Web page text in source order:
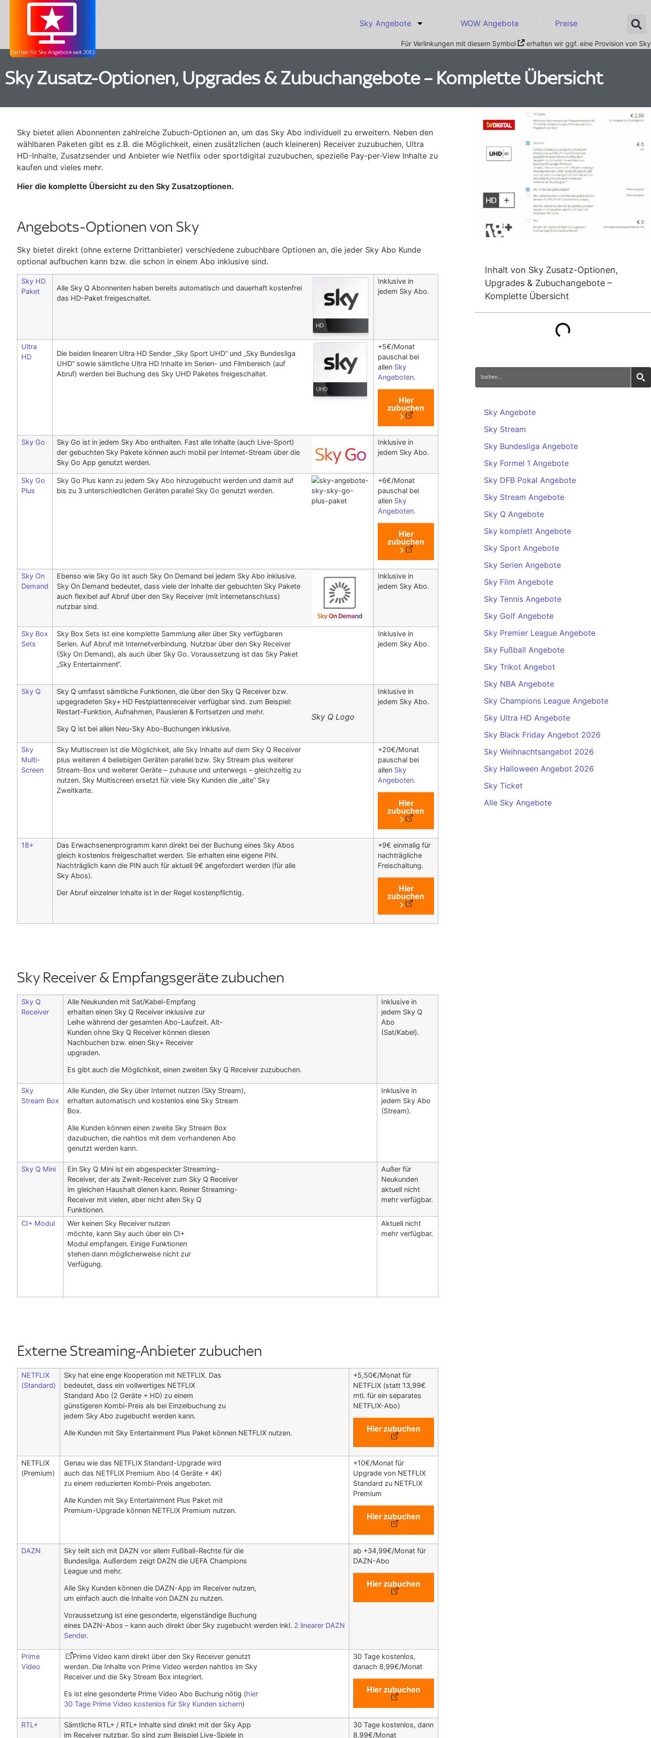
Sky Angebote WOW Angebote Preise
Für Verlinkungen mit diesem Symbol erhalten wir ggf. eine Provision von Sky
Sky Zusatz-Optionen, Upgrades & Zubuchangebote – Komplette Übersicht
Sky bietet allen Abonnenten zahlreiche Zubuch-Optionen an, um das Sky Abo individuell zu erweitern. Neben den
wählbaren Paketen gibt es z.B. die Möglichkeit, einen zusätzlichen (auch kleineren) Receiver zuzubuchen, Ultra
HD-Inhalte, Zusatzsender und Anbieter wie Netflix oder sportdigital zuzubuchen, spezielle Pay-per-View Inhalte zu
kaufen und vieles mehr.
Hier die komplette Übersicht zu den Sky Zusatzoptionen.
Angebots-Optionen von Sky
Sky bietet direkt (ohne externe Drittanbieter) verschiedene zubuchbare Optionen an, die jeder Sky Abo Kunde
optional aufbuchen kann bzw. die schon in einem Abo inklusive sind.
Sky HD
Paket
Alle Sky Q Abonnenten haben bereits automatisch und dauerhaft kostenfrei
das HD-Paket freigeschaltet.
Inklusive in
jedem Sky Abo.
Ultra
HD
Die beiden linearen Ultra HD Sender „Sky Sport UHD“ und „Sky Bundesliga
UHD“ sowie sämtliche Ultra HD Inhalte im Serien- und Filmbereich (auf
Abruf) werden bei Buchung des Sky UHD Paketes freigeschaltet.
+5€/Monat
pauschal bei
allen Sky
Angeboten.
Hier
zubuchen
>
Sky Go
Sky Go ist in jedem Sky Abo enthalten. Fast alle Inhalte (auch Live-Sport)
der gebuchten Sky Pakete können auch mobil per Internet-Stream über die
Sky Go App genutzt werden.
Inklusive in
jedem Sky Abo.
Sky Go
Plus
Sky Go Plus kann zu jedem Sky Abo hinzugebucht werden und damit auf
bis zu 3 unterschiedlichen Geräten parallel Sky Go genutzt werden.
+6€/Monat
pauschal bei
allen Sky
Angeboten.
Hier
zubuchen
>
Sky On
Demand
Ebenso wie Sky Go ist auch Sky On Demand bei jedem Sky Abo inklusive.
Sky On Demand bedeutet, dass viele der Inhalte der gebuchten Sky Pakete
auch flexibel auf Abruf über den Sky Receiver (mit Internetanschluss)
nutzbar sind.
Inklusive in
jedem Sky Abo.
Sky Box
Sets
Sky Box Sets ist eine komplette Sammlung aller über Sky verfügbaren
Serien. Auf Abruf mit Internetverbindung. Nutzbar über den Sky Receiver
(Sky On Demand), als auch über Sky Go. Voraussetzung ist das Sky Paket
„Sky Entertainment“.
Inklusive in
jedem Sky Abo.
Sky Q
Sky Q Logo
Sky Q umfasst sämtliche Funktionen, die über den Sky Q Receiver bzw.
upgegradeten Sky+ HD Festplattenreceiver verfügbar sind. zum Beispiel:
Restart-Funktion, Aufnahmen, Pausieren & Fortsetzen und mehr.
Sky Q ist bei allen Neu-Sky Abo-Buchungen inklusive.
Inklusive in
jedem Sky Abo.
Sky
Multi-
Screen
Sky Multiscreen ist die Möglichkeit, alle Sky Inhalte auf dem Sky Q Receiver
plus weiteren 4 beliebigen Geräten parallel bzw. Sky Stream plus weiterer
Stream-Box und weiterer Geräte – zuhause und unterwegs – gleichzeitig zu
nutzen. Sky Multiscreen ersetzt für viele Sky Kunden die „alte“ Sky
Zweitkarte.
+20€/Monat
pauschal bei
allen Sky
Angeboten.
Hier
zubuchen
>
18+
Das Erwachsenenprogramm kann direkt bei der Buchung eines Sky Abos
gleich kostenlos freigeschaltet werden. Sie erhalten eine eigene PIN.
Nachträglich kann die PIN auch für aktuell 9€ angefordert werden (für alle
Sky Abos).
Der Abruf einzelner Inhalte ist in der Regel kostenpflichtig.
+9€ einmalig für
nachträgliche
Freischaltung.
Hier
zubuchen
>
Sky Receiver & Empfangsgeräte zubuchen
Sky Q
Receiver
Alle Neukunden mit Sat/Kabel-Empfang
erhalten einen Sky Q Receiver inklusive zur
Leihe während der gesamten Abo-Laufzeit. Alt-
Kunden ohne Sky Q Receiver können diesen
Nachbuchen bzw. einen Sky+ Receiver
upgraden.
Es gibt auch die Möglichkeit, einen zweiten Sky Q Receiver zuzubuchen.
Inklusive in
jedem Sky Q
Abo
(Sat/Kabel).
Sky
Stream Box
Alle Kunden, die Sky über Internet nutzen (Sky Stream),
erhalten automatisch und kostenlos eine Sky Stream
Box.
Alle Kunden können einen zweite Sky Stream Box
dazubuchen, die nahtlos mit dem vorhandenen Abo
genutzt werden kann.
Inklusive in
jedem Sky Abo
(Stream).
Sky Q Mini
Ein Sky Q Mini ist ein abgespeckter Streaming-
Receiver, der als Zweit-Receiver zum Sky Q Receiver
im gleichen Haushalt dienen kann. Reiner Streaming-
Receiver mit vielen, aber nicht allen Sky Q
Funktionen.
Außer für
Neukunden
aktuell nicht
mehr verfügbar.
CI+ Modul
Wer keinen Sky Receiver nutzen
möchte, kann Sky auch über ein CI+
Modul empfangen. Einige Funktionen
stehen dann möglicherweise nicht zur
Verfügung.
Aktuell nicht
mehr verfügbar.
Externe Streaming-Anbieter zubuchen
NETFLIX
(Standard)
Sky hat eine enge Kooperation mit NETFLIX. Das
bedeutet, dass ein vollwertiges NETFLIX
Standard Abo (2 Geräte + HD) zu einem
günstigeren Kombi-Preis als bei Einzelbuchung zu
jedem Sky Abo zugebucht werden kann.
Alle Kunden mit Sky Entertainment Plus Paket können NETFLIX nutzen.
+5,50€/Monat für
NETFLIX (statt 13,99€
mtl. für ein separates
NETFLIX-Abo)
Hier zubuchen
NETFLIX
(Premium)
Genau wie das NETFLIX Standard-Upgrade wird
auch das NETFLIX Premium Abo (4 Geräte + 4K)
zu einem reduzierten Kombi-Preis angeboten.
Alle Kunden mit Sky Entertainment Plus Paket mit
Premium-Upgrade können NETFLIX Premium nutzen.
+10€/Monat für
Upgrade von NETFLIX
Standard zu NETFLIX
Premium
Hier zubuchen
DAZN
Sky teilt sich mit DAZN vor allem Fußball-Rechte für die
Bundesliga. Außerdem zeigt DAZN die UEFA Champions
League und mehr.
Alle Sky Kunden können die DAZN-App im Receiver nutzen,
um einfach auch die Inhalte von DAZN zu nutzen.
Voraussetzung ist eine gesonderte, eigenständige Buchung
eines DAZN-Abos – kann auch direkt über Sky zugebucht werden inkl. 2 linearer DAZN
Sender.
ab +34,99€/Monat für
DAZN-Abo
Hier zubuchen
Prime
Video
Prime Video kann direkt über den Sky Receiver genutzt
werden. Die Inhalte von Prime Video werden nahtlos im Sky
Receiver und die Sky Stream Box integriert.
Es ist eine gesonderte Prime Video Abo Buchung nötig (hier
30 Tage Prime Video kostenlos für Sky Kunden sichern)
30 Tage kostenlos,
danach 8,99€/Monat
Hier zubuchen
RTL+
Sämtliche RTL+ / RTL+ Inhalte sind direkt mit der Sky App
im Receiver nutzbar. So sind zum Beispiel Live-Spiele in
30 Tage kostenlos, dann
8,99€/Monat
Inhalt von Sky Zusatz-Optionen,
Upgrades & Zubuchangebote –
Komplette Übersicht
Sky Angebote
Sky Stream
Sky Bundesliga Angebote
Sky Formel 1 Angebote
Sky DFB Pokal Angebote
Sky Stream Angebote
Sky Q Angebote
Sky komplett Angebote
Sky Sport Angebote
Sky Serien Angebote
Sky Film Angebote
Sky Tennis Angebote
Sky Golf Angebote
Sky Premier League Angebote
Sky Fußball Angebote
Sky Trikot Angebot
Sky NBA Angebote
Sky Champions League Angebote
Sky Ultra HD Angebote
Sky Black Friday Angebot 2026
Sky Weihnachtsangebot 2026
Sky Halloween Angebot 2026
Sky Ticket
Alle Sky Angebote